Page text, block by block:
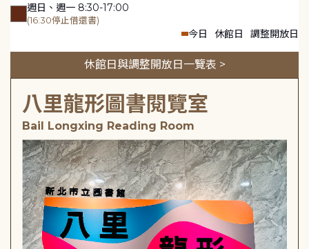
週日、週一 8:30-17:00
(16:30停止借還書)
今日 休館日 調整開放日
休館日與調整開放日一覽表 >
八里龍形圖書閱覽室
Bail Longxing Reading Room